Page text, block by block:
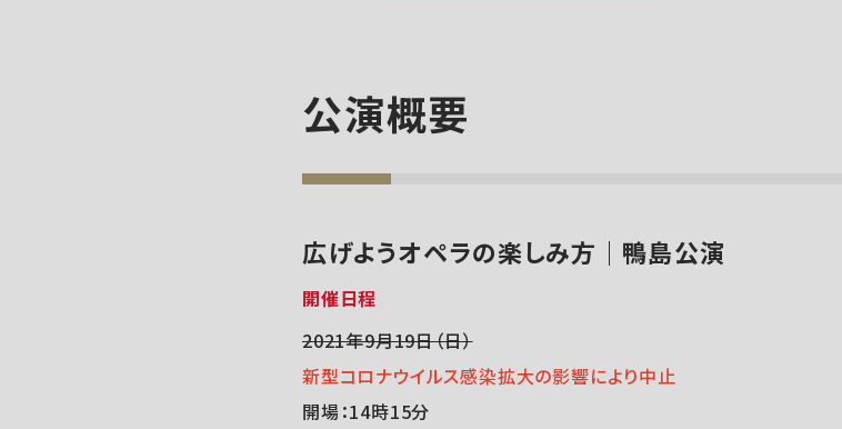
公演概要
広げようオペラの楽しみ方｜鴨島公演
開催日程
2021年9月19日（日）
新型コロナウイルス感染拡大の影響により中止
開場：14時15分